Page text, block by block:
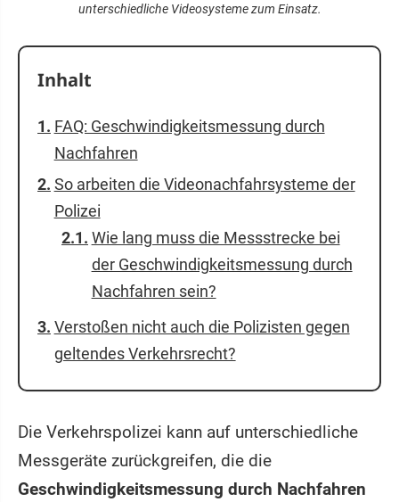
unterschiedliche Videosysteme zum Einsatz.
Inhalt
FAQ: Geschwindigkeitsmessung durch
Nachfahren
So arbeiten die Videonachfahrsysteme der
Polizei
Wie lang muss die Messstrecke bei
der Geschwindigkeitsmessung durch
Nachfahren sein?
Verstoßen nicht auch die Polizisten gegen
geltendes Verkehrsrecht?
Die Verkehrspolizei kann auf unterschiedliche
Messgeräte zurückgreifen, die die
Geschwindigkeitsmessung durch Nachfahren